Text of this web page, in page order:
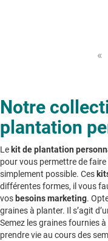
«
Notre
plantation
Le kit de plantation
pour vous permettre de
simplement possible. Ces
différentes formes, il vous
vos besoins marketing.
graines à planter. Il s’agit
Semez les graines fournies
prendre vie au cours des